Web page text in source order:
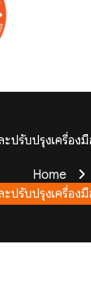
ะปรับปรุงเครื่อง
Home
ะปรับปรุงเครื่อง